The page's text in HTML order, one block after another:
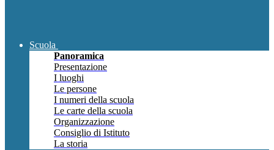
Scuola
Panoramica
Presentazione
I luoghi
Le persone
I numeri della scuola
Le carte della scuola
Organizzazione
Consiglio di Istituto
La storia